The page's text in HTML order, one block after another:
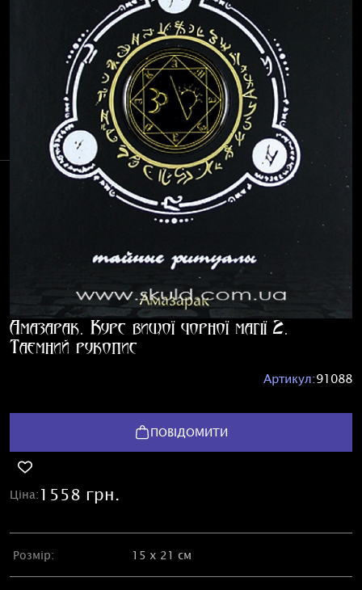
Амазарак. Курс вищої чорної магії 2.
Таємний рукопис
Артикул:91088
ПОВІДОМИТИ
Ціна: 1558 грн.
Розмір: 15 х 21 см